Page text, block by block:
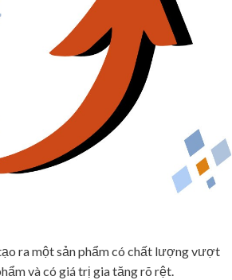
ra một sản phẩm có chất lượng vượt
và có giá trị gia tăng rõ rệt.